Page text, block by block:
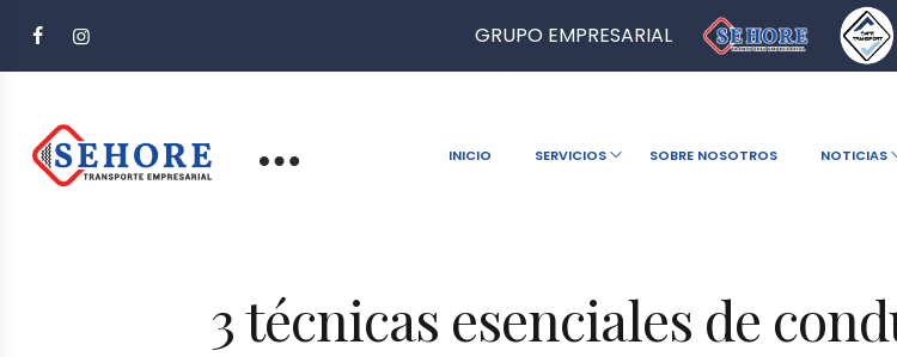
GRUPO EMPRESARIAL
INICIO SERVICIOS SOBRE NOSOTROS NOTICIAS
3 técnicas esenciales de